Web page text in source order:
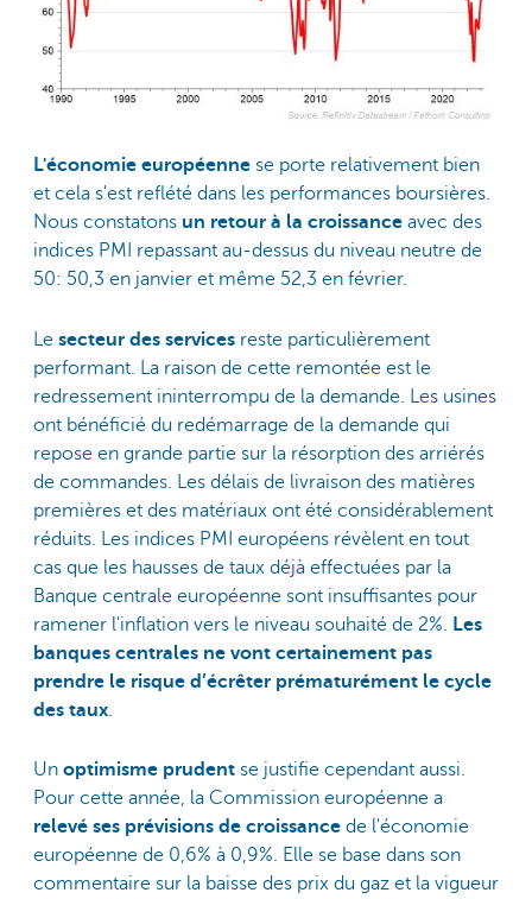
L'économie européenne se porte relativement bien
et cela s'est reflété dans les performances boursières.
Nous constatons un retour à la croissance avec des
indices PMI repassant au-dessus du niveau neutre de
50: 50,3 en janvier et même 52,3 en février.
Le secteur des services reste particulièrement
performant. La raison de cette remontée est le
redressement ininterrompu de la demande. Les usines
ont bénéficié du redémarrage de la demande qui
repose en grande partie sur la résorption des arriérés
de commandes. Les délais de livraison des matières
premières et des matériaux ont été considérablement
réduits. Les indices PMI européens révèlent en tout
cas que les hausses de taux déjà effectuées par la
Banque centrale européenne sont insuffisantes pour
ramener l'inflation vers le niveau souhaité de 2%.
Les
banques centrales ne vont certainement pas
prendre le risque d’écrêter prématurément le cycle
des taux
Un optimisme prudent se justifie cependant aussi.
Pour cette année, la Commission européenne a
relevé ses prévisions de croissance de l'économie
européenne de 0,6% à 0,9%. Elle se base dans son
commentaire sur la baisse des prix du gaz et la vigueur